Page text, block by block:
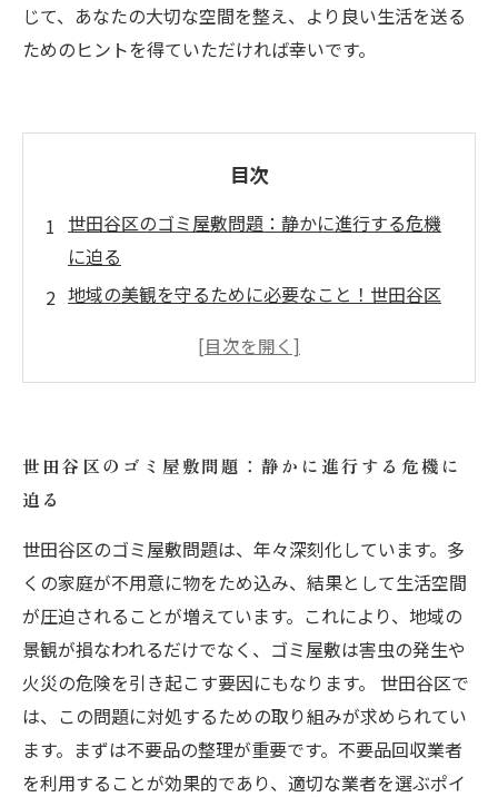
じて、あなたの大切な空間を整え、より良い生活を送る
ためのヒントを得ていただければ幸いです。
目次
世田谷区のゴミ屋敷問題：静かに進行する危機
に迫る
地域の美観を守るために必要なこと！世田谷区
害虫や衛生問題を招くゴミ屋敷の実態とその影
考える
を提案
あなたの大切な空間を取り戻すために：世田谷
区の成功事例
快適な未来へ！世田谷区のゴミ屋敷対策とコミ
ュニティの力
世田谷区のゴミ屋敷問題：静かに進行する危機に
迫る
世田谷区のゴミ屋敷問題は、年々深刻化しています。多
くの家庭が不用意に物をため込み、結果として生活空間
が圧迫されることが増えています。これにより、地域の
景観が損なわれるだけでなく、ゴミ屋敷は害虫の発生や
火災の危険を引き起こす要因にもなります。 世田谷区で
は、この問題に対処するための取り組みが求められてい
ます。まずは不要品の整理が重要です。不要品回収業者
を利用することが効果的であり、適切な業者を選ぶポイ